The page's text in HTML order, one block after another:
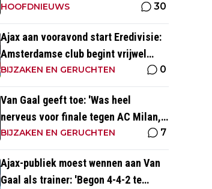
HOOFDNIEUWS 30
Ajax aan vooravond start Eredivisie:
Amsterdamse club begint vrijwel
altijd met zege
BIJZAKEN EN GERUCHTEN 0
Van Gaal geeft toe: 'Was heel
nerveus voor finale tegen AC Milan,
wist dat ze zich zouden aanpassen'
BIJZAKEN EN GERUCHTEN 7
Ajax-publiek moest wennen aan Van
Gaal als trainer: 'Begon 4-4-2 te